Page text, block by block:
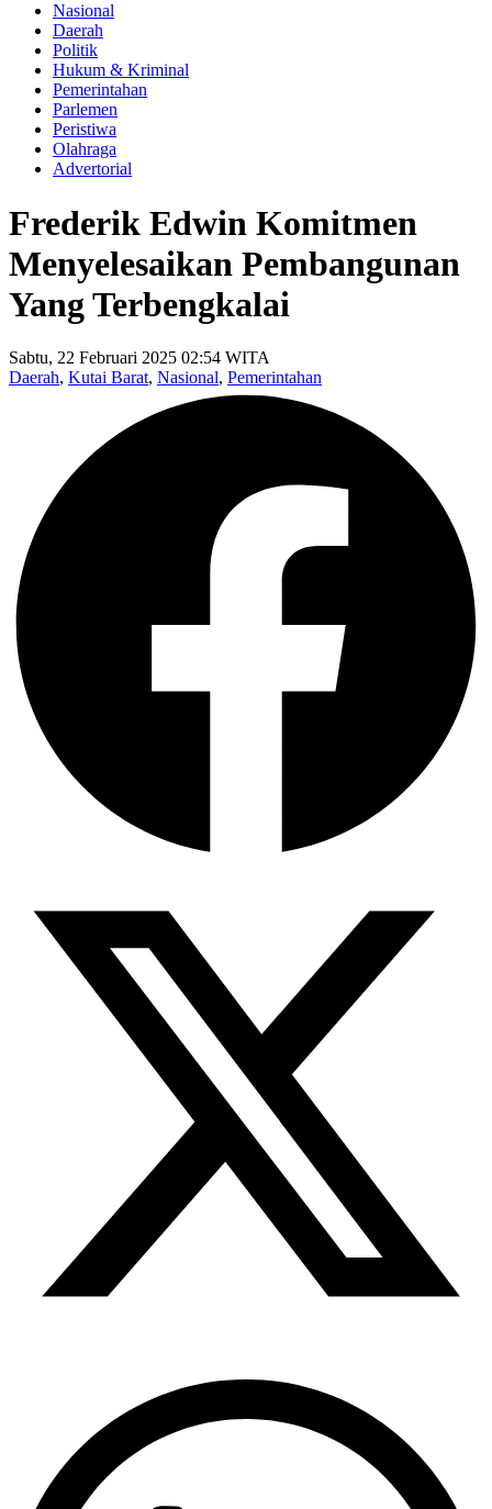
Nasional
Daerah
Politik
Hukum & Kriminal
Pemerintahan
Parlemen
Peristiwa
Olahraga
Advertorial
Frederik Edwin Komitmen
Menyelesaikan Pembangunan
Yang Terbengkalai
Sabtu, 22 Februari 2025 02:54 WITA
Daerah, Kutai Barat, Nasional, Pemerintahan